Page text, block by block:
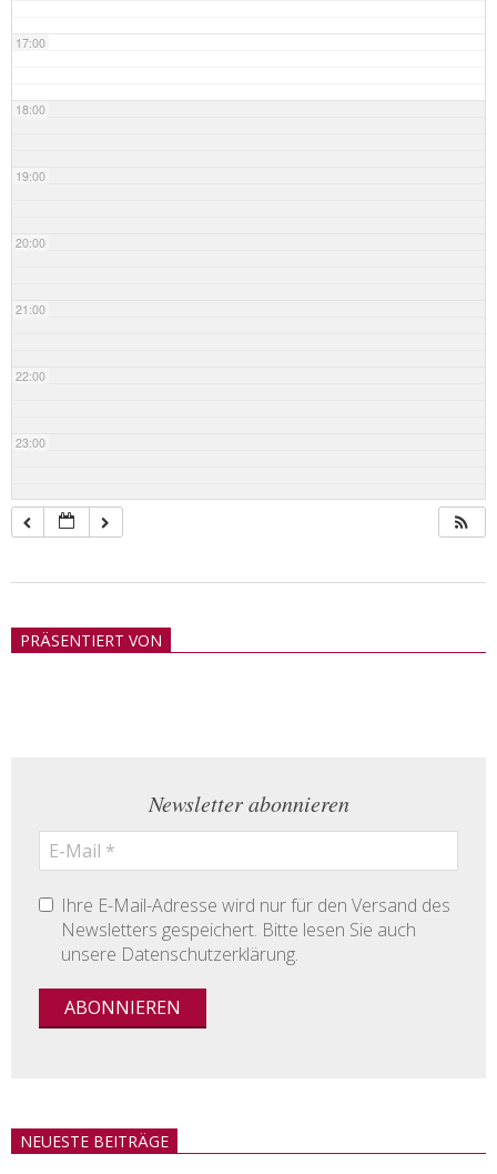
17:00
18:00
19:00
20:00
21:00
22:00
23:00
21PRÄSENTIERT VON
Newsletter abonnieren
Ihre E-Mail-Adresse wird nur für den Versand des
Newsletters gespeichert. Bitte lesen Sie auch
unsere Datenschutzerklärung.
NEUESTE BEITRÄGE